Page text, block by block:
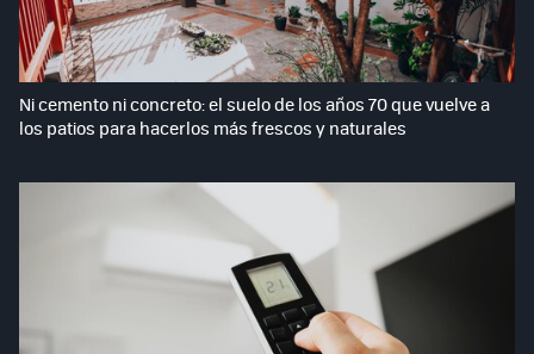
Ni cemento ni concreto: el suelo de los años 70 que vuelve a
los patios para hacerlos más frescos y naturales